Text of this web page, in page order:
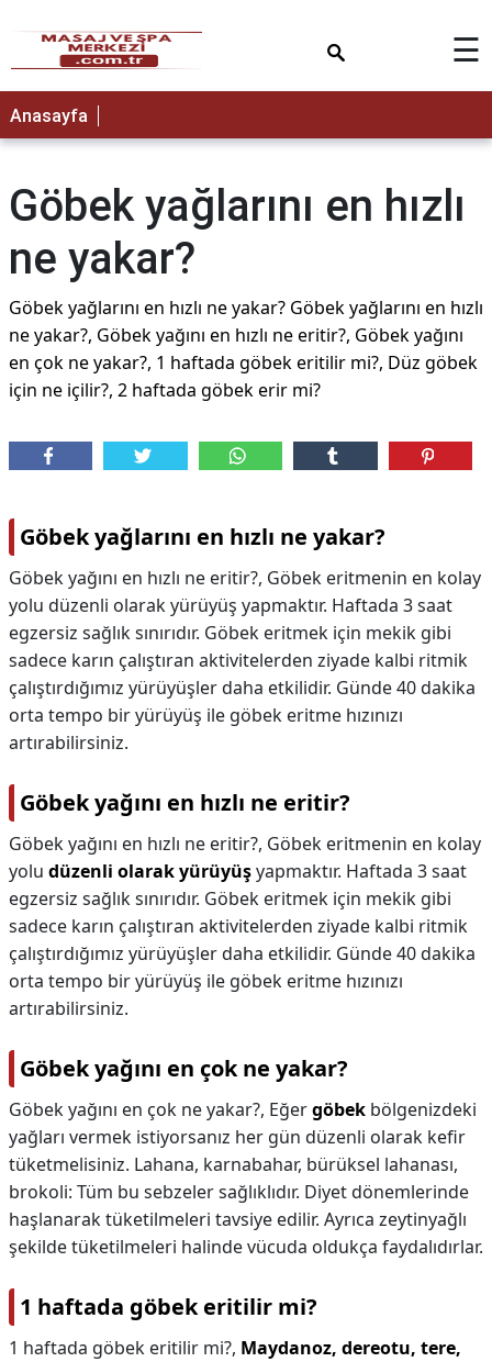
☰
Anasayfa
Göbek yağlarını en hızlı
ne yakar?
Göbek yağlarını en hızlı ne yakar? Göbek yağlarını en hızlı
ne yakar?, Göbek yağını en hızlı ne eritir?, Göbek yağını
en çok ne yakar?, 1 haftada göbek eritilir mi?, Düz göbek
için ne içilir?, 2 haftada göbek erir mi?
Göbek yağlarını en hızlı ne yakar?
Göbek yağını en hızlı ne eritir?, Göbek eritmenin en kolay
yolu düzenli olarak yürüyüş yapmaktır. Haftada 3 saat
egzersiz sağlık sınırıdır. Göbek eritmek için mekik gibi
sadece karın çalıştıran aktivitelerden ziyade kalbi ritmik
çalıştırdığımız yürüyüşler daha etkilidir. Günde 40 dakika
orta tempo bir yürüyüş ile göbek eritme hızınızı
artırabilirsiniz.
Göbek yağını en hızlı ne eritir?
Göbek yağını en hızlı ne eritir?, Göbek eritmenin en kolay
yolu düzenli olarak yürüyüşyapmaktır. Haftada 3 saat
egzersiz sağlık sınırıdır. Göbek eritmek için mekik gibi
sadece karın çalıştıran aktivitelerden ziyade kalbi ritmik
çalıştırdığımız yürüyüşler daha etkilidir. Günde 40 dakika
orta tempo bir yürüyüş ile göbek eritme hızınızı
artırabilirsiniz.
Göbek yağını en çok ne yakar?
Göbek yağını en çok ne yakar?, Eğergöbek bölgenizdeki
yağları vermek istiyorsanız her gün düzenli olarak kefir
tüketmelisiniz. Lahana, karnabahar, bürüksel lahanası,
brokoli: Tüm bu sebzeler sağlıklıdır. Diyet dönemlerinde
haşlanarak tüketilmeleri tavsiye edilir. Ayrıca zeytinyağlı
şekilde tüketilmeleri halinde vücuda oldukça faydalıdırlar.
1 haftada göbek eritilir mi?
1 haftada göbek eritilir mi?, Maydanoz, dereotu, tere,